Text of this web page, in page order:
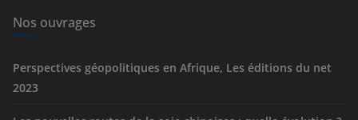
e
s
Nos ouvrages
Perspectives géopolitiques en Afrique, Les éditions du net
2023